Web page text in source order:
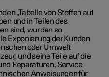
„Tabelle von Stoffen auf
und in Teilen des
sind, wurden so
Exponierung der Kunden
oder Umwelt
und seine Teile auf die
Reparaturen, Service
Anweisungen für